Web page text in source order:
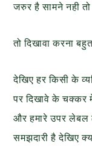
जरुर है सामने नही तो
तो दिखावा करना
देखिए हर किसी के
पर दिखावे के चक्कर में
और हमारे उपर लेबल
समझदारी है देखिए